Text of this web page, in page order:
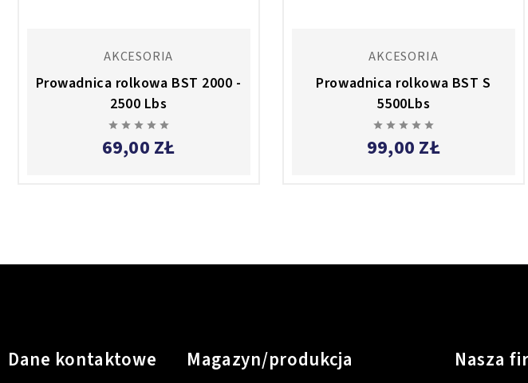
AKCESORIA
Prowadnica rolkowa BST 2000 -
2500 Lbs
    
69,00 ZŁ
AKCESORIA
Prowadnica rolkowa BST S
5500Lbs
    
99,00 ZŁ
Dane kontaktowe Magazyn/produkcja Nasza